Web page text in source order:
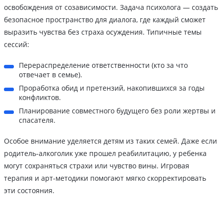
освобождения от созависимости. Задача психолога — создать
безопасное пространство для диалога, где каждый сможет
выразить чувства без страха осуждения. Типичные темы
сессий:
Перераспределение ответственности (кто за что
отвечает в семье).
Проработка обид и претензий, накопившихся за годы
конфликтов.
Планирование совместного будущего без роли жертвы и
спасателя.
Особое внимание уделяется детям из таких семей. Даже если
родитель-алкоголик уже прошел реабилитацию, у ребенка
могут сохраняться страхи или чувство вины. Игровая
терапия и арт-методики помогают мягко скорректировать
эти состояния.